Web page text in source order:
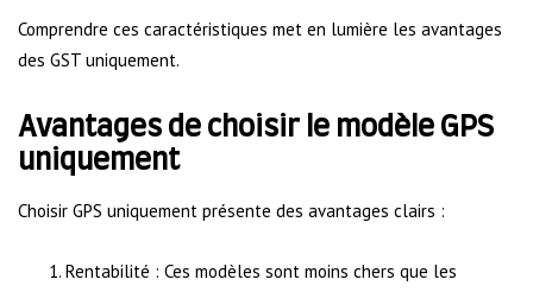
Comprendre ces caractéristiques met en lumière les avantages
des GST uniquement.
Avantages de choisir le modèle GPS
uniquement
Choisir GPS uniquement présente des avantages clairs :
Rentabilité : Ces modèles sont moins chers que les